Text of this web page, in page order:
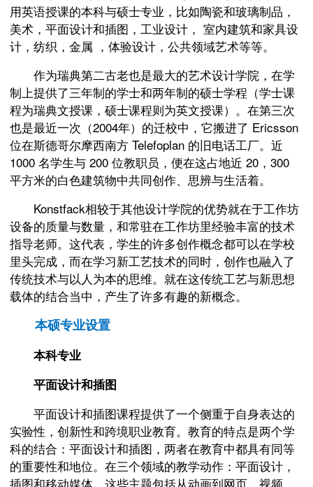
用英语授课的本科与硕士专业，比如陶瓷和玻璃制品，
美术，平面设计和插图，工业设计， 室内建筑和家具设
计，纺织，金属 ，体验设计，公共领域艺术等等。
作为瑞典第二古老也是最大的艺术设计学院，在学
制上提供了三年制的学士和两年制的硕士学程（学士课
程为瑞典文授课，硕士课程则为英文授课）。在第三次
也是最近一次（2004年）的迁校中，它搬进了 Ericsson
位在斯德哥尔摩西南方 Telefoplan 的旧电话工厂。近
1000 名学生与 200 位教职员，便在这占地近 20，300
平方米的白色建筑物中共同创作、思辨与生活着。
Konstfack相较于其他设计学院的优势就在于工作坊
设备的质量与数量，和常驻在工作坊里经验丰富的技术
指导老师。这代表，学生的许多创作概念都可以在学校
里头完成，而在学习新工艺技术的同时，创作也融入了
传统技术与以人为本的思维。就在这传统工艺与新思想
载体的结合当中，产生了许多有趣的新概念。
本硕专业设置
本科专业
平面设计和插图
平面设计和插图课程提供了一个侧重于自身表达的
实验性，创新性和跨境职业教育。教育的特点是两个学
科的结合：平面设计和插图，两者在教育中都具有同等
的重要性和地位。在三个领域的教学动作：平面设计，
插图和移动媒体。这些主题包括从动画到网页，视频，